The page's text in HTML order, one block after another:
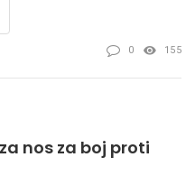
0 155
nos za boj proti